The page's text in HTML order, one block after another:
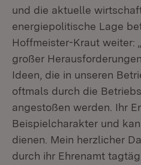
und die aktuelle
energiepolitische Lage
Hoffmeister-Kraut weiter:
großer
Ideen, die in unseren
oftmals durch die
angestoßen werden. Ihr
Beispielcharakter und
dienen. Mein herzlicher
durch ihr Ehrenamt